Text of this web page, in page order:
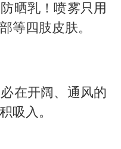
晒乳！喷雾只用
等四肢皮肤。
在开阔、通风的
吸入。